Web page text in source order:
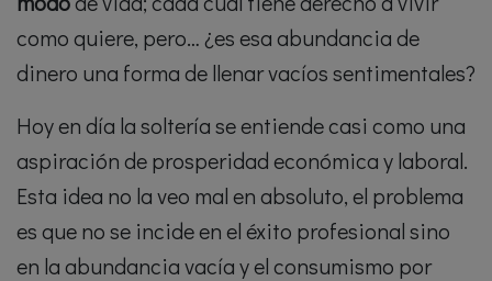
como quiere, pero… ¿es esa abundancia de
dinero una forma de llenar vacíos sentimentales?
Hoy en día la soltería se entiende casi como una
aspiración de prosperidad económica y laboral.
Esta idea no la veo mal en absoluto, el problema
es que no se incide en el éxito profesional sino
en la abundancia vacía y el consumismo por